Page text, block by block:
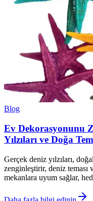
Blog
Ev Dekorasyonunu
Yılzıları ve Doğa
Gerçek deniz yılzıları,
zenginleştirir, deniz teması
mekanlara uyum sağlar,